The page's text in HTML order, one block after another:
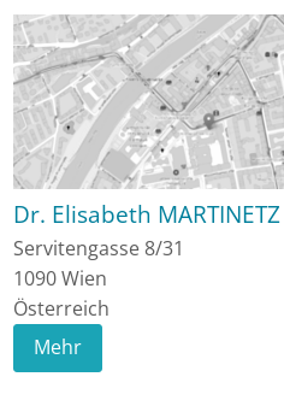
Dr. Elisabeth MARTINETZ
Servitengasse 8/31
1090Wien
Österreich
Mehr